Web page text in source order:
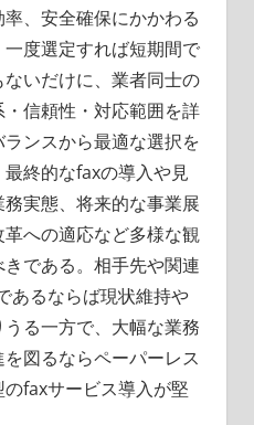
、安全確保にかかわる
度選定すれば短期間で
いだけに、業者同士の
信頼性・対応範囲を詳
ンスから最適な選択を
終的なfaxの導入や見
実態、将来的な事業展
への適応など多様な観
である。相手先や関連
あるならば現状維持や
る一方で、大幅な業務
図るならペーパーレス
faxサービス導入が堅